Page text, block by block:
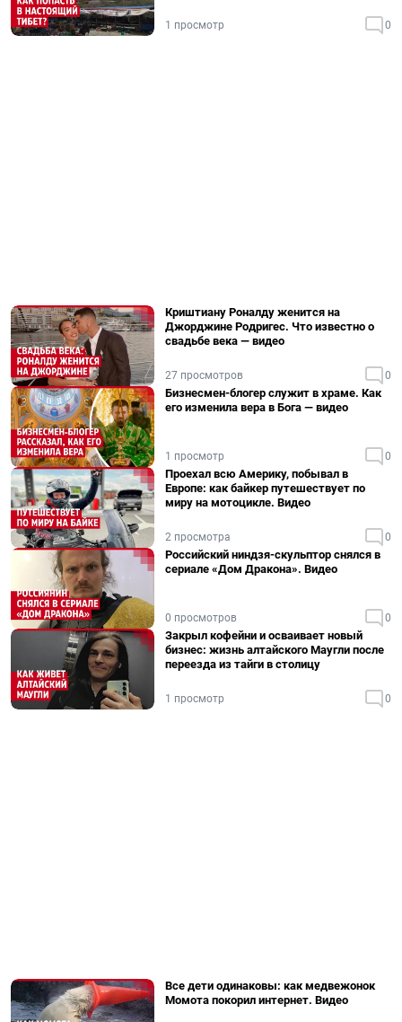
1 просмотр 0
Криштиану Роналду женится на
Джорджине Родригес. Что известно о
свадьбе века — видео
27 просмотров 0
Бизнесмен-блогер служит в храме. Как
его изменила вера в Бога — видео
1 просмотр 0
Проехал всю Америку, побывал в
Европе: как байкер путешествует по
миру на мотоцикле. Видео
2 просмотра 0
Российский ниндзя-скульптор снялся в
сериале «Дом Дракона». Видео
0 просмотров 0
Закрыл кофейни и осваивает новый
бизнес: жизнь алтайского Маугли после
переезда из тайги в столицу
1 просмотр 0
Все дети одинаковы: как медвежонок
Момота покорил интернет. Видео